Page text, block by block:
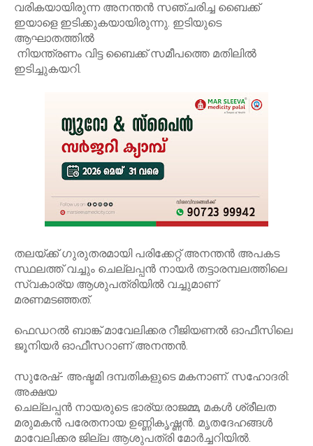
വരികയായിരുന്ന അനന്തന്‍ സഞ്ചരിച്ച ബൈക്ക്
ഇയാളെ ഇടിക്കുകയായിരുന്നു. ഇടിയുടെ
ആഘാതത്തില്‍
നിയന്ത്രണം വിട്ട ബൈക്ക് സമീപത്തെ മതിലില്‍
ഇടിച്ചുകയറി.
തലയ്ക്ക് ഗുരുതരമായി പരിക്കേറ്റ് അനന്തന്‍ അപകട
സ്ഥലത്ത് വച്ചും ചെല്ലപ്പന്‍ നായര്‍ തട്ടാരമ്പലത്തിലെ
സ്വകാര്യ ആശുപത്രിയില്‍ വച്ചുമാണ്
മരണമടഞ്ഞത്.
ഫെഡറല്‍ ബാങ്ക് മാവേലിക്കര റീജിയണല്‍ ഓഫീസിലെ
ജൂനിയര്‍ ഓഫീസറാണ് അനന്തന്‍.
സുരേഷ്- അഷ്ടമി ദമ്പതികളുടെ മകനാണ്. സഹോദരി:
അക്ഷയ
ചെല്ലപ്പന്‍ നായരുടെ ഭാര്യ:രാജമ്മ, മകള്‍ ശ്രീലത
മരുമകന്‍ പരേതനായ ഉണ്ണികൃഷ്ണന്‍. മൃതദേഹങ്ങള്‍
മാവേലിക്കര ജില്ല ആശുപത്രി മോര്‍ച്ചറിയില്‍.